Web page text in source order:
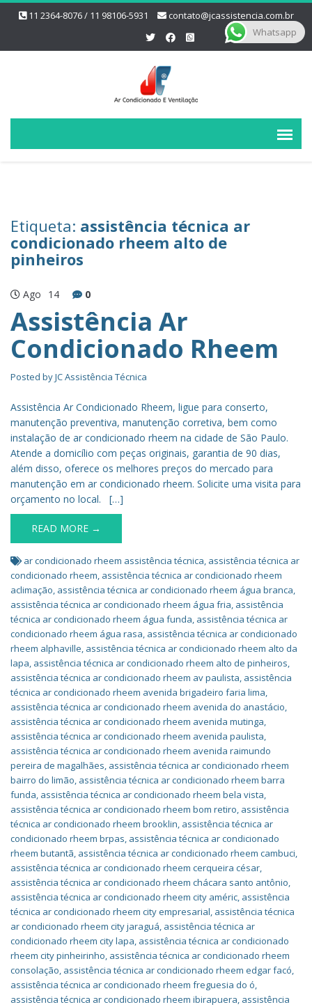
11 2364-8076 / 11 98106-5931 contato@jcassistencia.com.br
Etiqueta: assistência técnica ar
condicionado rheem alto de
pinheiros
Ago 14 0
Assistência Ar
Condicionado Rheem
Posted byJC Assistência Técnica
Assistência Ar Condicionado Rheem, ligue para conserto,
manutenção preventiva, manutenção corretiva, bem como
instalação de ar condicionado rheem na cidade de São Paulo.
Atende a domicílio com peças originais, garantia de 90 dias,
além disso, oferece os melhores preços do mercado para
manutenção em ar condicionado rheem. Solicite uma visita para
orçamento no local. […]
READ MORE →
ar condicionado rheem assistência técnica, assistência técnica ar
condicionado rheem, assistência técnica ar condicionado rheem
aclimação, assistência técnica ar condicionado rheem água branca,
assistência técnica ar condicionado rheem água fria, assistência
técnica ar condicionado rheem água funda, assistência técnica ar
condicionado rheem água rasa, assistência técnica ar condicionado
rheem alphaville, assistência técnica ar condicionado rheem alto da
lapa, assistência técnica ar condicionado rheem alto de pinheiros,
assistência técnica ar condicionado rheem av paulista, assistência
técnica ar condicionado rheem avenida brigadeiro faria lima,
assistência técnica ar condicionado rheem avenida do anastácio,
assistência técnica ar condicionado rheem avenida mutinga,
assistência técnica ar condicionado rheem avenida paulista,
assistência técnica ar condicionado rheem avenida raimundo
pereira de magalhães, assistência técnica ar condicionado rheem
bairro do limão, assistência técnica ar condicionado rheem barra
funda, assistência técnica ar condicionado rheem bela vista,
assistência técnica ar condicionado rheem bom retiro, assistência
técnica ar condicionado rheem brooklin, assistência técnica ar
condicionado rheem brpas, assistência técnica ar condicionado
rheem butantã, assistência técnica ar condicionado rheem cambuci,
assistência técnica ar condicionado rheem cerqueira césar,
assistência técnica ar condicionado rheem chácara santo antônio,
assistência técnica ar condicionado rheem city améric, assistência
técnica ar condicionado rheem city empresarial, assistência técnica
ar condicionado rheem city jaraguá, assistência técnica ar
condicionado rheem city lapa, assistência técnica ar condicionado
rheem city pinheirinho, assistência técnica ar condicionado rheem
consolação, assistência técnica ar condicionado rheem edgar facó,
assistência técnica ar condicionado rheem freguesia do ó,
assistência técnica ar condicionado rheem ibirapuera, assistência
Whatsapp